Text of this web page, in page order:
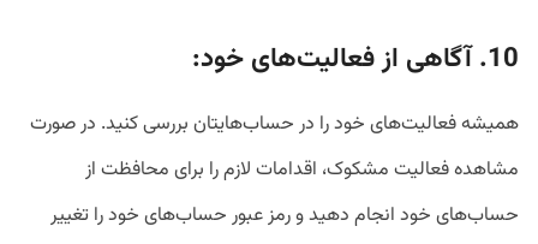
10. آگاهی از فعالیت‌های خود:
همیشه فعالیت‌های خود را در حساب‌هایتان بررسی کنید. در صورت
مشاهده فعالیت مشکوک، اقدامات لازم را برای محافظت از
حساب‌های خود انجام دهید و رمز عبور حساب‌های خود را تغییر